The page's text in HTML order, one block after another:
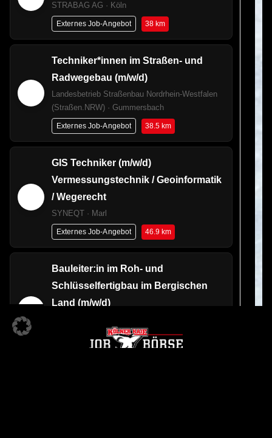
STRABAG AG · Köln
Externes Job-Angebot 38 km
Techniker*innen im Straßen- und
Radwegebau (m/w/d)
Landesbetrieb Straßenbau Nordrhein-Westfalen
(Straßen.NRW) · Gummersbach
Externes Job-Angebot 38.5 km
GIS Techniker (m/w/d)
Vermessungstechnik / Geoinformatik
/ Wegerecht
SYNEQT · Marl
Externes Job-Angebot 46.9 km
Bauleiter:in im Roh- und
Schlüsselfertigbau im Bergischen
Land (m/w/d)